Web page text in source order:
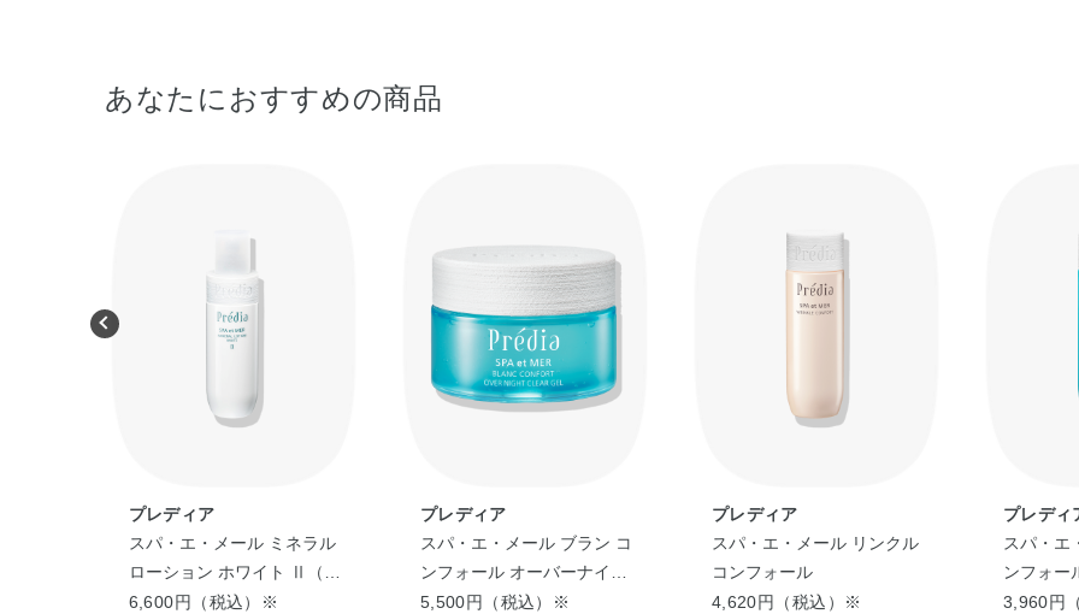
あなたにおすすめの商品
プレディア
スパ・エ・メール ミネラル
ローション ホワイト Ⅱ（と
てもしっとり）
6,600円（税込）※
プレディア
スパ・エ・メール ブラン コ
ンフォール オーバーナイト
クリアジェル
5,500円（税込）※
プレディア
スパ・エ・メール リンクル
コンフォール
4,620円（税込）※
プレディ
スパ・エ
ンフォー
3,960円